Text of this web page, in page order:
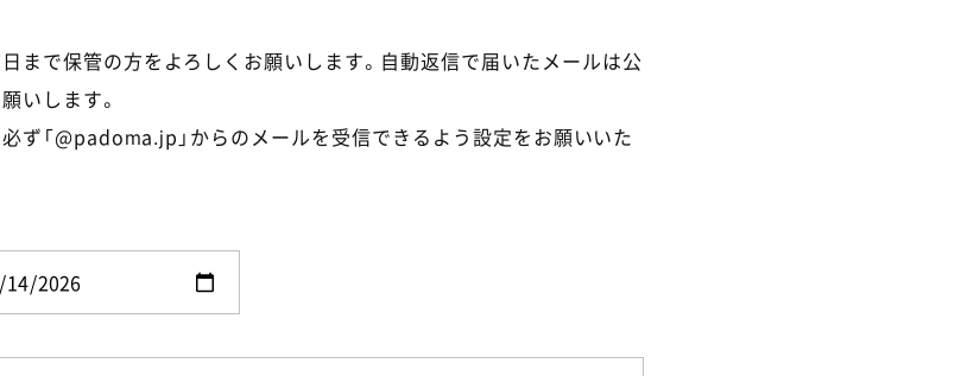
まで保管の方をよろしくお願いします。自動返信で届いたメールは公
いします。
ず「@padoma.jp」からのメールを受信できるよう設定をお願いいた